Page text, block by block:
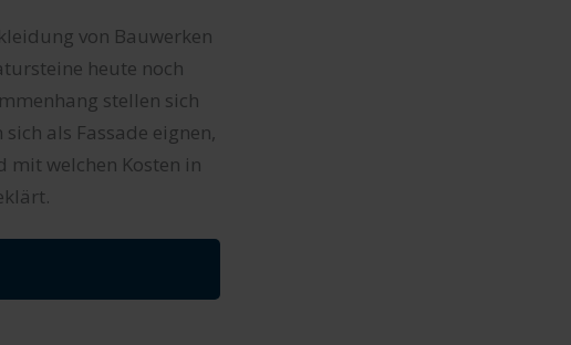
von Bauwerken
heute noch
stellen sich
als Fassade eignen,
mit welchen Kosten in